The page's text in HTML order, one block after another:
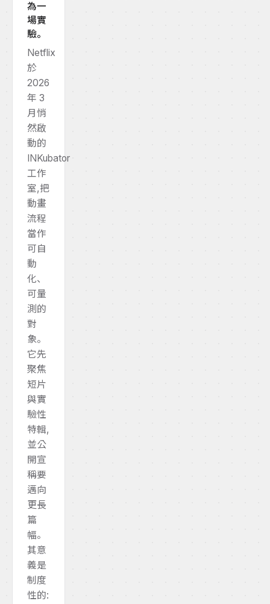
為一
場實
驗。
Netflix
於
2026
年 3
月悄
然啟
動的
INKubator
工作
室,把
動畫
流程
當作
可自
動
化、
可量
測的
對
象。
它先
聚焦
短片
與實
驗性
特輯,
並公
開宣
稱要
邁向
更長
篇
幅。
其意
義是
制度
性的: